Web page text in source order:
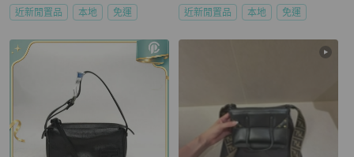
近新閒置品 本地 免運 近新閒置品 本地 免運